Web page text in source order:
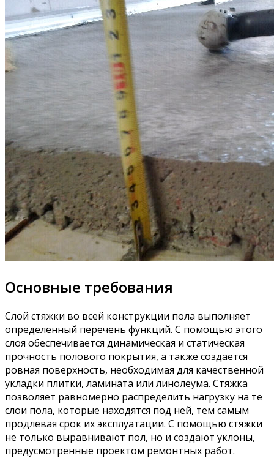
Основные требования
Слой стяжки во всей конструкции пола выполняет
определенный перечень функций. С помощью этого
слоя обеспечивается динамическая и статическая
прочность полового покрытия, а также создается
ровная поверхность, необходимая для качественной
укладки плитки, ламината или линолеума. Стяжка
позволяет равномерно распределить нагрузку на те
слои пола, которые находятся под ней, тем самым
продлевая срок их эксплуатации. С помощью стяжки
не только выравнивают пол, но и создают уклоны,
предусмотренные проектом ремонтных работ.